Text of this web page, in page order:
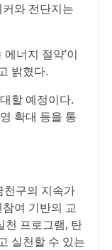
와 전단지는
너지 절약’이
밝혔다.
할 예정이다.
확대 등을 통
천구의 지속가
여 기반의 교
천 프로그램, 탄
실천할 수 있는